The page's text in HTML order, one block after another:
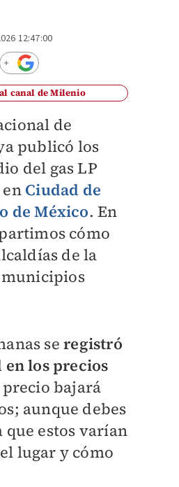
12:47:00
canal de Milenio
de
publicó los
del gas LP
Ciudad de
de México. En
cómo
de la
se registró
los precios
bajará
aunque debes
que estos varían
lugar y cómo